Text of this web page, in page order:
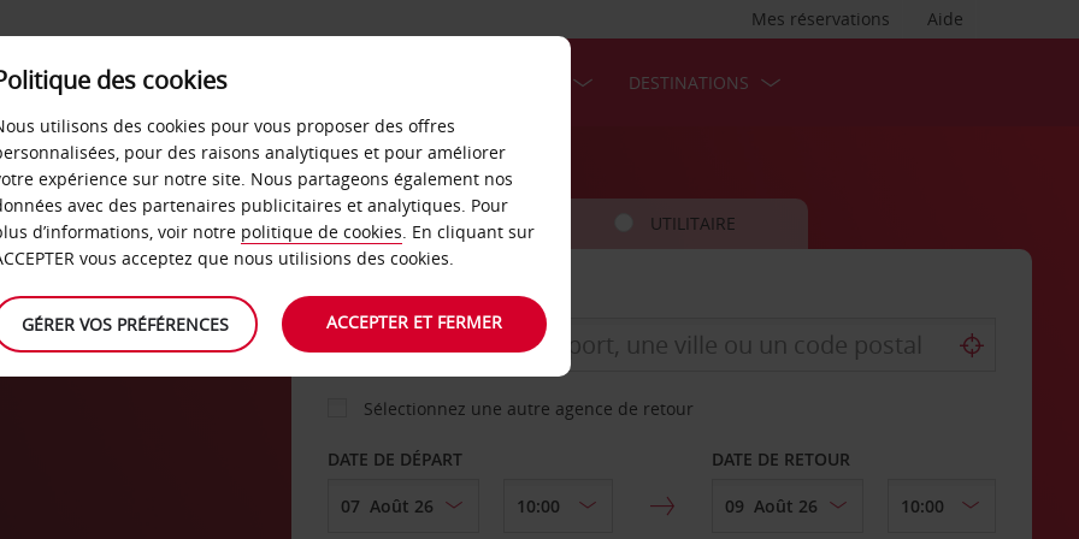
Aide
Mes réservations
LIBRE-SERVICE DESTINATIONS
VOITURE UTILITAIRE
AGENCE DE DÉPART
Sélectionnez une autre agence de retour
DATE DE DÉPART DATE DE RETOUR
des cookies
utilisons des cookies pour vous proposer des offres
pour des raisons analytiques et pour améliorer
expérience sur notre site. Nous partageons également nos
avec des partenaires publicitaires et analytiques. Pour
d’informations, voir notre politique de cookies. En cliquant sur
vous acceptez que nous utilisions des cookies.
GÉRER VOS PRÉFÉRENCES ACCEPTER ET FERMER